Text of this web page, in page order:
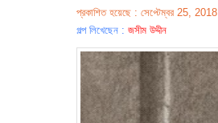
প্রকাশিত হয়েছে : সেপ্টেম্বর 25, 2018
গল্প লিখেছেন : জসীম উদ্দীন